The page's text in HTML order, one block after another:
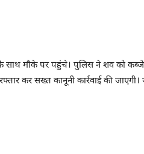
साथ मौके पर पहुंचे। पुलिस ने शव को
कर सख्त कानूनी कार्रवाई की